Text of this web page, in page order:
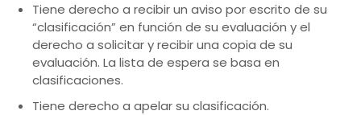
Tiene derecho a recibir un aviso por escrito de su
“clasificación” en función de su evaluación y el
derecho a solicitar y recibir una copia de su
evaluación. La lista de espera se basa en
clasificaciones.
Tiene derecho a apelar su clasificación.